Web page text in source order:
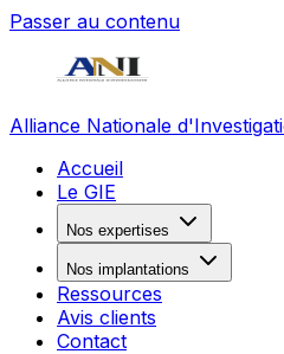
Passer au contenu
Alliance Nationale
Accueil
Le GIE
Nos expertises
Nos implantations
Ressources
Avis clients
Contact